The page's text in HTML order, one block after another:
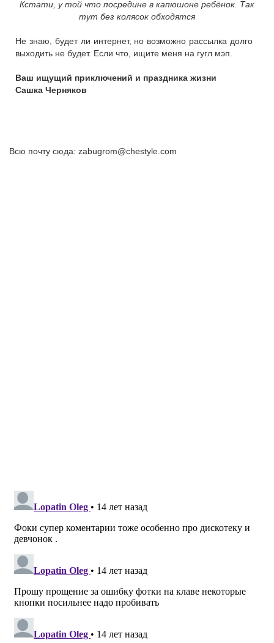
Кстати, у той что посредине в капюшоне ребёнок. Так
тут без колясок обходятся
Не знаю, будет ли интернет, но возможно рассылка долго
выходить не будет. Если что, ищите меня на гугл мэп.
Ваш ищущий приключений и праздника жизни
Сашка Черняков
Всю почту сюда: zabugrom@chestyle.com